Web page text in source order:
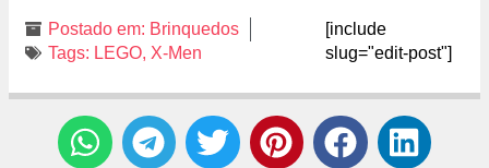
Postado em: Brinquedos
Tags: LEGO, X-Men
[include
slug="edit-post"]